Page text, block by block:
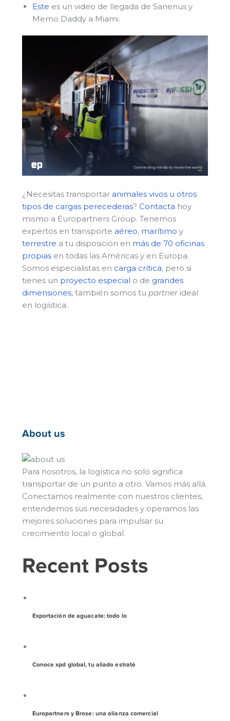
Este es un video de llegada de Sanenus y
Memo Daddy a Miami.
¿Necesitas transportar animales vivos u otros
tipos de cargas perecederas? Contacta hoy
mismo a Europartners Group. Tenemos
expertos en transporte aéreo, marítimo y
terrestre a tu disposición en más de 70 oficinas
propiasen todas las Américas y en Europa.
Somos especialistas en carga crítica, pero si
tienes un proyecto especial o de grandes
dimensiones, también somos tu partnerideal
en logística.
About us
Para nosotros, la logística no solo significa
transportar de un punto a otro. Vamos más allá.
Conectamos realmente con nuestros clientes,
entendemos sus necesidades y operamos las
mejores soluciones para impulsar su
crecimiento local o global.
Recent Posts
Exportación de aguacate: todo lo
Conoce xpd global, tu aliado estraté
Europartners y Brose: una alianza comercial